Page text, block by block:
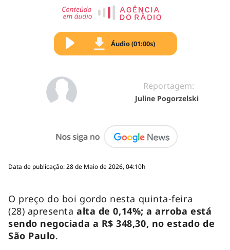
Áudio (01:00s)
Reportagem:
Juline Pogorzelski
Data de publicação: 28 de Maio de 2026, 04:10h
O preço do boi gordo nesta quinta-feira
(28) apresentaalta de 0,14%; a arroba está
sendo negociada a R$ 348,30, no estado de
São Paulo.